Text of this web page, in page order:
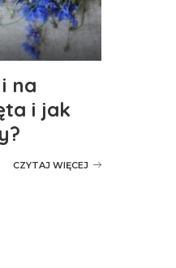
na
i jak
CZYTAJ WIĘCEJ